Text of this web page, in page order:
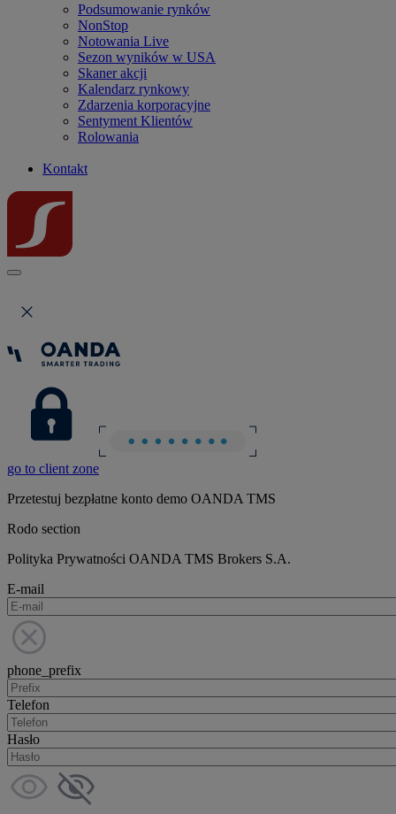
Podsumowanie rynków
NonStop
Notowania Live
Sezon wyników w USA
Skaner akcji
Kalendarz rynkowy
Zdarzenia korporacyjne
Sentyment Klientów
Rolowania
Kontakt
go to client zone
Przetestuj bezpłatne konto demo OANDA TMS
Rodo section
Polityka Prywatności OANDA TMS Brokers S.A.
E-mail
phone_prefix
Telefon
Hasło